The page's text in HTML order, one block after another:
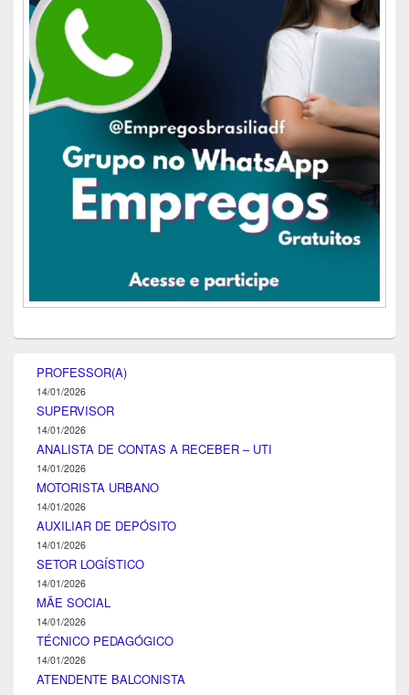
PROFESSOR(A)
14/01/2026
SUPERVISOR
14/01/2026
ANALISTA DE CONTAS A RECEBER – UTI
14/01/2026
MOTORISTA URBANO
14/01/2026
AUXILIAR DE DEPÓSITO
14/01/2026
SETOR LOGÍSTICO
14/01/2026
MÃE SOCIAL
14/01/2026
TÉCNICO PEDAGÓGICO
14/01/2026
ATENDENTE BALCONISTA